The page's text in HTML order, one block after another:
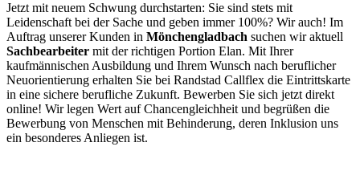
Jetzt mit neuem Schwung durchstarten: Sie sind stets mit
Leidenschaft bei der Sache und geben immer 100%? Wir auch! Im
Auftrag unserer Kunden in Mönchengladbach suchen wir aktuell
Sachbearbeiter mit der richtigen Portion Elan. Mit Ihrer
kaufmännischen Ausbildung und Ihrem Wunsch nach beruflicher
Neuorientierung erhalten Sie bei Randstad Callflex die Eintrittskarte
in eine sichere berufliche Zukunft. Bewerben Sie sich jetzt direkt
online! Wir legen Wert auf Chancengleichheit und begrüßen die
Bewerbung von Menschen mit Behinderung, deren Inklusion uns
ein besonderes Anliegen ist.